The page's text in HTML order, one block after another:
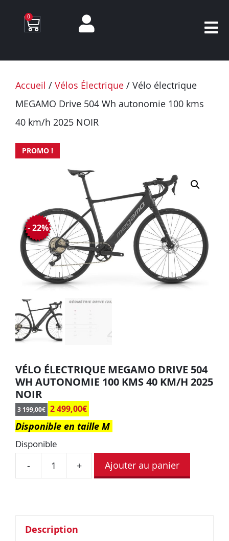
0
Accueil / Vélos Électrique / Vélo électrique
MEGAMO Drive 504 Wh autonomie 100 kms
40 km/h 2025 NOIR
PROMO !
VÉLO ÉLECTRIQUE MEGAMO DRIVE 504
WH AUTONOMIE 100 KMS 40 KM/H 2025
NOIR
3 199,00€ 2 499,00€
- 22%
Disponible en taille M
Disponible
- + Ajouter au panier
Description